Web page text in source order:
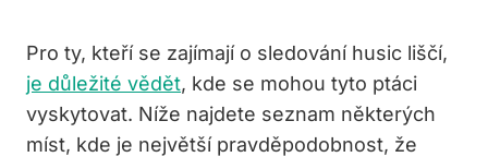
Pro ‍ty, kteří se zajímají o sledování husic liščí,
je důležité vědět, ‌kde se mohou tyto ptáci
vyskytovat. Níže najdete seznam některých
míst, kde je největší pravděpodobnost, že